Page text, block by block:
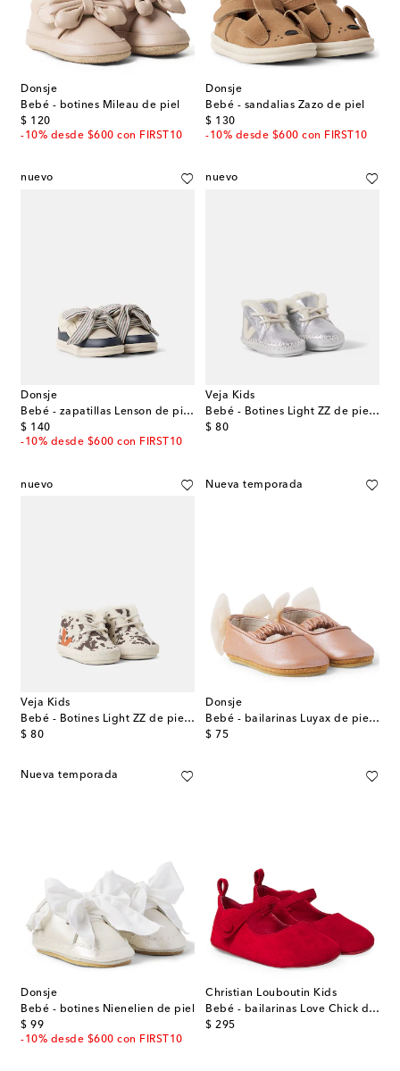
Donsje
Bebé - botines Mileau de piel
$ 120
original price
-10% desde $600 con FIRST10
Donsje
Bebé - sandalias Zazo de piel
$ 130
original price
-10% desde $600 con FIRST10
nuevo
Donsje
Bebé - zapatillas Lenson de piel con lazo
$ 140
original price
-10% desde $600 con FIRST10
nuevo
Veja Kids
Bebé - Botines Light ZZ de piel metalizados
$ 80
original price
nuevo
Veja Kids
Bebé - Botines Light ZZ de piel estampados
$ 80
original price
Nueva temporada
Donsje
Bebé - bailarinas Luyax de piel metalizada
$ 75
original price
Nueva temporada
Donsje
Bebé - botines Nienelien de piel
$ 99
original price
-10% desde $600 con FIRST10
Christian Louboutin Kids
Bebé - bailarinas Love Chick de ante
$ 295
original price